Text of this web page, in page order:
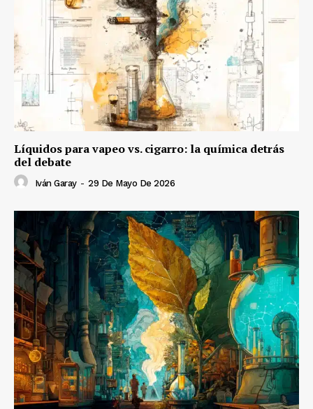
Líquidos para vapeo vs. cigarro: la química detrás
del debate
Iván Garay - 29 De Mayo De 2026